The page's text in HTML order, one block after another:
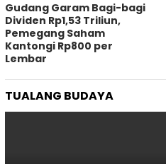
Gudang Garam Bagi-bagi
Dividen Rp1,53 Triliun,
Pemegang Saham
Kantongi Rp800 per
Lembar
TUALANG BUDAYA